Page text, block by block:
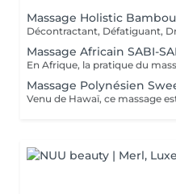
Massage Holistic Bambou
Massage Africain SABI-
Massage Polynésien